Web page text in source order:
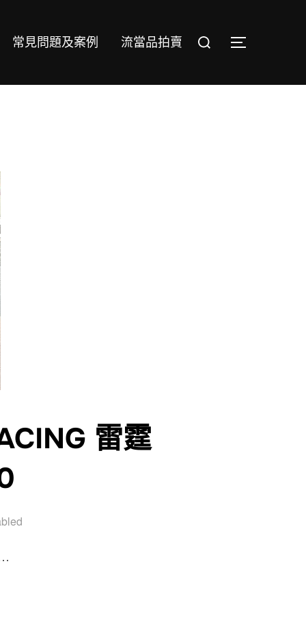
常見問題及案例 流當品拍賣
Search
TOGGLE
雷霆
雷霆 150CC 喜歡價可議 ZG160”